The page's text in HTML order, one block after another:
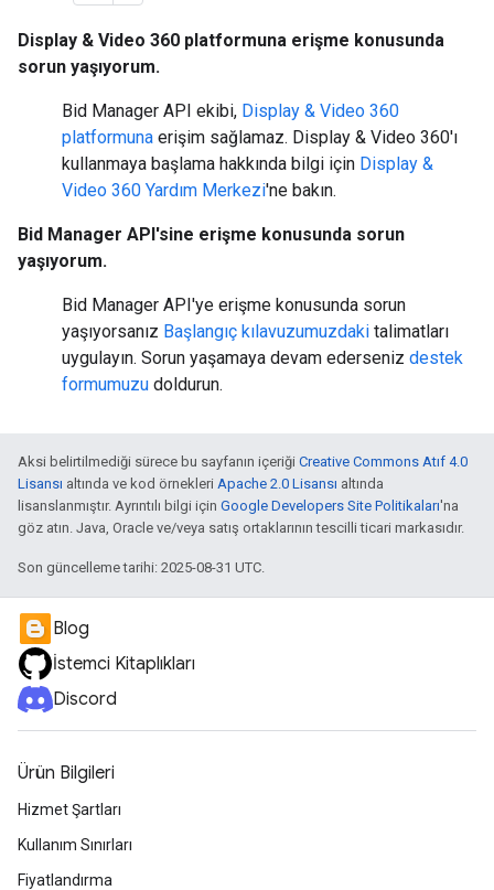
Display & Video 360 platformuna erişme konusunda
sorun yaşıyorum.
Bid Manager API ekibi, Display & Video 360
platformuna erişim sağlamaz. Display & Video 360'ı
kullanmaya başlama hakkında bilgi için Display &
Video 360 Yardım Merkezi'ne bakın.
Bid Manager API'sine erişme konusunda sorun
yaşıyorum.
Bid Manager API'ye erişme konusunda sorun
yaşıyorsanız Başlangıç kılavuzumuzdaki talimatları
uygulayın. Sorun yaşamaya devam ederseniz destek
formumuzu doldurun.
Aksi belirtilmediği sürece bu sayfanın içeriği Creative Commons Atıf 4.0
Lisansı altında ve kod örnekleri Apache 2.0 Lisansı altında
lisanslanmıştır. Ayrıntılı bilgi için Google Developers Site Politikaları'na
göz atın. Java, Oracle ve/veya satış ortaklarının tescilli ticari markasıdır.
Son güncelleme tarihi: 2025-08-31 UTC.
Blog
İstemci Kitaplıkları
Discord
Ürün Bilgileri
Hizmet Şartları
Kullanım Sınırları
Fiyatlandırma